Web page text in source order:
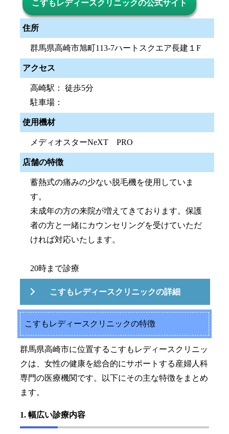
こすもレディースクリニックの公式サイト
住所
群馬県高崎市旭町113-7ハートスクエア長建１F
アクセス
高崎駅： 徒歩5分
駐車場：
使用機材
メディオスターNeXT PRO
店舗の特徴
蓄熱式の痛みの少ない脱毛機を使用していま
す。
未成年の方の来院が増えてきております。保護
者の方と一緒にカウンセリングを受けていただ
ければ対応いたします。
20時まで診療
こすもレディースクリニックの詳細
こすもレディースクリニックの特徴
群馬県高崎市に位置するこすもレディースクリニッ
クは、女性の健康を総合的にサポートする産婦人科
専門の医療機関です。以下にその主な特徴をまとめ
ます。
1. 幅広い診療内容